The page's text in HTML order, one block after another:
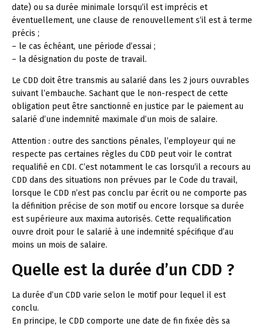
date) ou sa durée minimale lorsqu’il est imprécis et
éventuellement, une clause de renouvellement s’il est à terme
précis ;
– le cas échéant, une période d’essai ;
– la désignation du poste de travail.
Le CDD doit être transmis au salarié dans les 2 jours ouvrables
suivant l’embauche. Sachant que le non-respect de cette
obligation peut être sanctionné en justice par le paiement au
salarié d’une indemnité maximale d’un mois de salaire.
Attention : outre des sanctions pénales, l’employeur qui ne
respecte pas certaines règles du CDD peut voir le contrat
requalifié en CDI. C’est notamment le cas lorsqu’il a recours au
CDD dans des situations non prévues par le Code du travail,
lorsque le CDD n’est pas conclu par écrit ou ne comporte pas
la définition précise de son motif ou encore lorsque sa durée
est supérieure aux maxima autorisés. Cette requalification
ouvre droit pour le salarié à une indemnité spécifique d’au
moins un mois de salaire.
Quelle est la durée d’un CDD ?
La durée d’un CDD varie selon le motif pour lequel il est
conclu.
En principe, le CDD comporte une date de fin fixée dès sa